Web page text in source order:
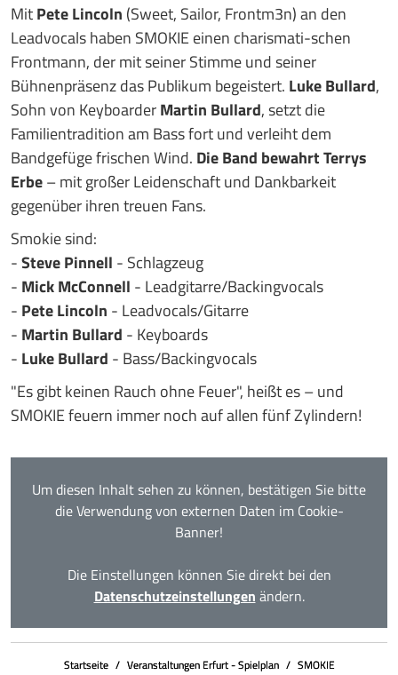
Um diesen Inhalt sehen zu können, bestätigen Sie bitte
die Verwendung von externen Daten im Cookie-
Banner!
Die Einstellungen können Sie direkt bei den
Datenschutzeinstellungen ändern.
MitPete Lincoln (Sweet, Sailor, Frontm3n) an den
Leadvocals haben SMOKIE einen charismati-schen
Frontmann, der mit seiner Stimme und seiner
Bühnenpräsenz das Publikum begeistert. Luke Bullard,
Sohn von KeyboarderMartin Bullard, setzt die
Familientradition am Bass fort und verleiht dem
Bandgefüge frischen Wind. Die Band bewahrt Terrys
Erbe– mit großer Leidenschaft und Dankbarkeit
gegenüber ihren treuen Fans.
Smokie sind:
-Steve Pinnell - Schlagzeug
- Mick McConnell - Leadgitarre/Backingvocals
- Pete Lincoln - Leadvocals/Gitarre
- Martin Bullard - Keyboards
- Luke Bullard - Bass/Backingvocals
"Es gibt keinen Rauch ohne Feuer", heißt es – und
SMOKIE feuern immer noch auf allen fünf Zylindern!
Startseite Veranstaltungen Erfurt - Spielplan SMOKIE